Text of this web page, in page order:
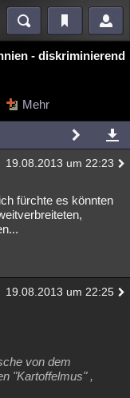
Kriminalfälle
Filme
Geschlossen
- diskriminierend
Mehr
19.08.2013 um 22:23
fürchte es könnten
19.08.2013 um 22:25
von dem
"Kartoffelmus" ,